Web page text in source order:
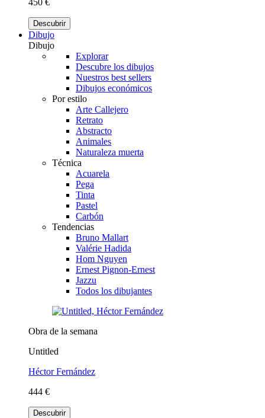
Descubrir
Dibujo
Dibujo
Explorar
Descubre los dibujos
Nuestros best sellers
Dibujos económicos
Por estilo
Arte Callejero
Retrato
Abstracto
Animales
Naturaleza muerta
Técnica
Acuarela
Pega
Tinta
Pastel
Carbón
Tendencias
Bruno Mallart
Valérie Hadida
Hom Nguyen
Ernest Pignon-Ernest
Jazzu
Todos los dibujantes
Obra de la semana
Untitled
Héctor Fernández
444 €
Descubrir